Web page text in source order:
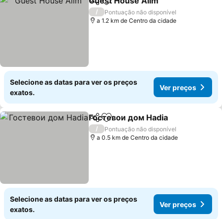
PartilharAdicionar aos favoritos
/
Pontuação não disponível
a 1.2 km de Centro da cidade
Selecione as datas para ver os preços
exatos.
Ver preços
PartilharAdicionar aos favoritos
Гостевои дом Hadia
/
Pontuação não disponível
a 0.5 km de Centro da cidade
Selecione as datas para ver os preços
exatos.
Ver preços